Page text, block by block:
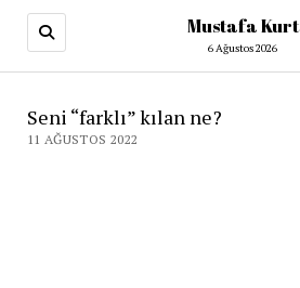
Mustafa Kurt
6 Ağustos 2026
Seni “farklı” kılan ne?
11 AĞUSTOS 2022